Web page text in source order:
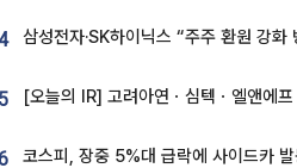
[오늘의 IR] 고려아연ㆍ심텍ㆍ엘앤에프